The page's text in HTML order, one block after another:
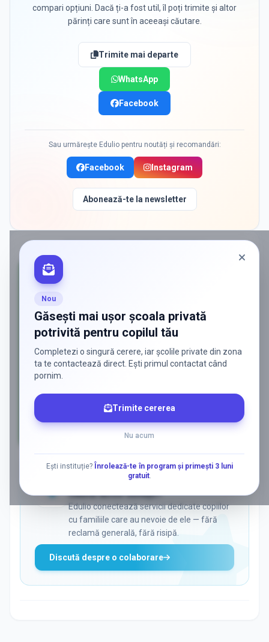
compari opțiuni. Dacă ți-a fost util, îl poți trimite și altor
părinți care sunt în aceeași căutare.
Trimite mai departe
WhatsApp
Facebook
Sau urmărește Edulio pentru noutăți și recomandări:
Facebook Instagram
Abonează-te la newsletter
Nou
Găsești mai ușor școala privată
potrivită pentru copilul tău
Completezi o singură cerere, iar școlile private din zona
ta te contactează direct. Ești primul contactat când
pornim.
Trimite cererea
Nu acum
Ești instituție?
Înrolează-te în program și primești 3 luni
gratuit.
Vrei să ajungi la părinții care
caută activ soluții?
Edulio conectează servicii dedicate copiilor
cu familiile care au nevoie de ele — fără
reclamă generală, fără risipă.
Discută despre o colaborare